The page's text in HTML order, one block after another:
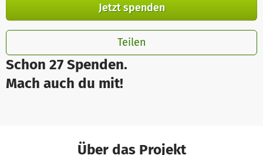
Schon 27 Spenden.
Mach auch du mit!
Jetzt spenden
Teilen
Über das Projekt